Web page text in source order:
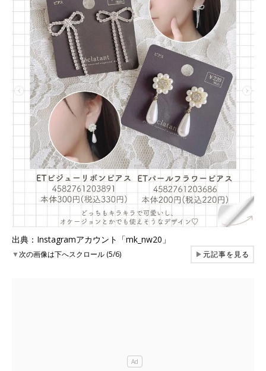
出典：Instagramアカウント「mk_nw20」
▼次の画像は下へスクロール (5/6) ▶元記事を見る